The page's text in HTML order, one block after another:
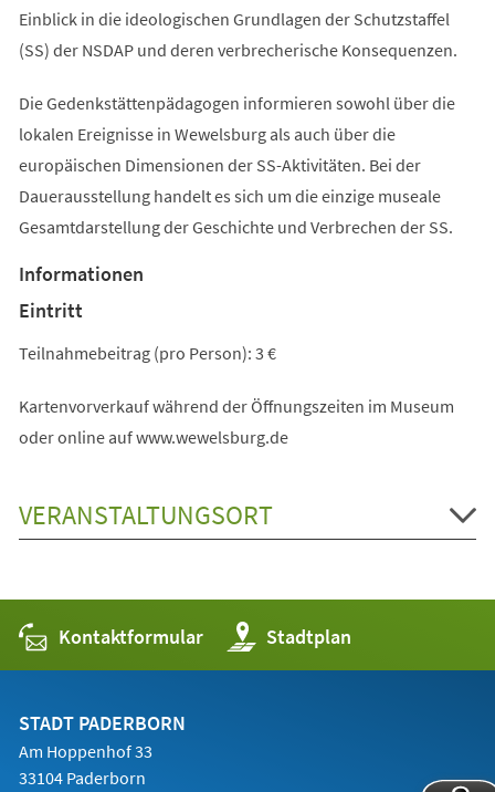
Einblick in die ideologischen Grundlagen der Schutzstaffel
(SS) der NSDAP und deren verbrecherische Konsequenzen.
Die Gedenkstättenpädagogen informieren sowohl über die
lokalen Ereignisse in Wewelsburg als auch über die
europäischen Dimensionen der SS-Aktivitäten. Bei der
Dauerausstellung handelt es sich um die einzige museale
Gesamtdarstellung der Geschichte und Verbrechen der SS.
Informationen
Eintritt
Teilnahmebeitrag (pro Person): 3 €
Kartenvorverkauf während der Öffnungszeiten im Museum
oder online auf www.wewelsburg.de
VERANSTALTUNGSORT
Kontaktformular Stadtplan
(Öffnet
in
einem
STADT PADERBORN
Am Hoppenhof 33
33104 Paderborn